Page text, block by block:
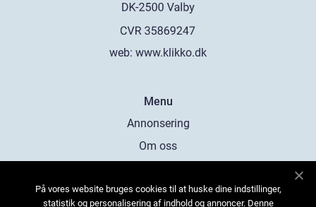
web: www.klikko.dk
Menu
Annonsering
Om oss
Kontakta oss
På vores website bruges cookies til at huske dine indstillinger,
statistik og personalisering af indhold og annoncer. Denne